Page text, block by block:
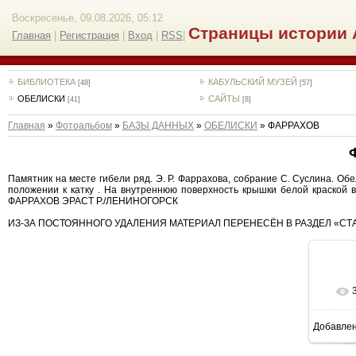
Воскресенье, 09.08.2026, 05:12
Главная
Регистрация Вход RSS Страницы истории
БИБЛИОТЕКА [48] КАБУЛЬСКИЙ МУЗЕЙ [57]
ОБЕЛИСКИ [41] САЙТЫ [8]
Главная » Фотоальбом» БАЗЫ ДАННЫХ» ОБЕЛИСКИ » ФАРРАХОВ
Памятник на месте гибели ряд. Э. Р. Фаррахова, собрание С. Суслина.
положении к катку . На внутреннюю поверхность крышки белой
ФАРРАХОВ ЭРАСТ Р./ЛЕНИНОГОРСК
ИЗ-ЗА ПОСТОЯННОГО УДАЛЕНИЯ МАТЕРИАЛ ПЕРЕНЕСЁН В РАЗДЕЛ